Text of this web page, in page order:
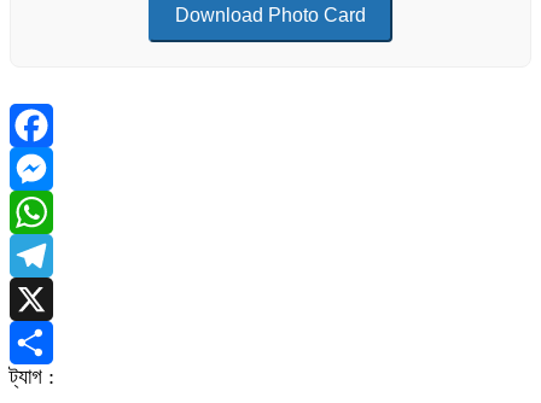
Download Photo Card
Facebook
Messenger
WhatsApp
Telegram
X
Share
ট্যাগ :